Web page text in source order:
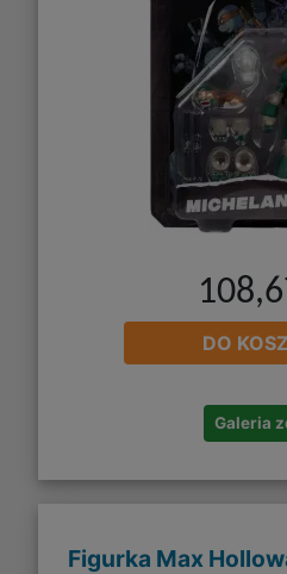
DO
Galeria
Figurka Max